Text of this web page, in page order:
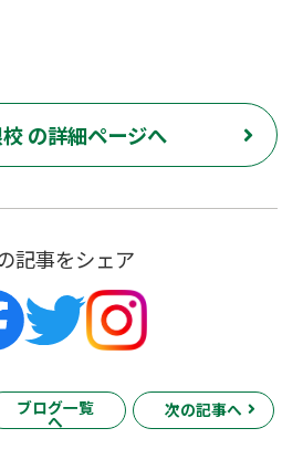
の詳細ページへ
記事をシェア
ブログ一覧
へ
次の記事へ